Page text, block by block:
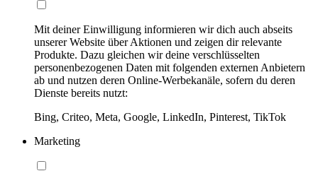
Mit deiner Einwilligung informieren wir dich auch abseits
unserer Website über Aktionen und zeigen dir relevante
Produkte. Dazu gleichen wir deine verschlüsselten
personenbezogenen Daten mit folgenden externen Anbietern
ab und nutzen deren Online-Werbekanäle, sofern du deren
Dienste bereits nutzt:
Bing, Criteo, Meta, Google, LinkedIn, Pinterest, TikTok
Marketing